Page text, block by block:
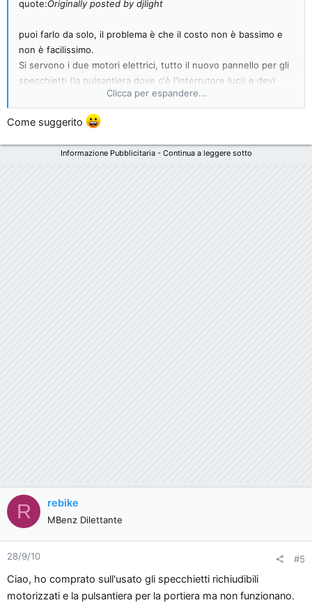
quote:Originally posted by djlight
puoi farlo da solo, il problema è che il costo non è bassimo e
non è facilissimo.
Si servono i due motori elettrici, tutto il nuovo pannello per gli
specchietti (la pulsantiera dove c'è l'interrutore luci) e devi
Il mio consiglio se lo vuoi fare da solo è di prendere delle parti
Clicca per espandere...
Come suggerito
Informazione Pubblicitaria - Continua a leggere sotto
R rebike
MBenz Dilettante
28/9/10 #5
Ciao, ho comprato sull'usato gli specchietti richiudibili
motorizzati e la pulsantiera per la portiera ma non funzionano.